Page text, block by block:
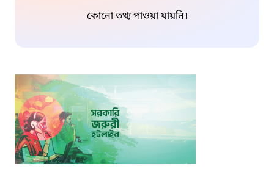
কোনো তথ্য পাওয়া যায়নি।